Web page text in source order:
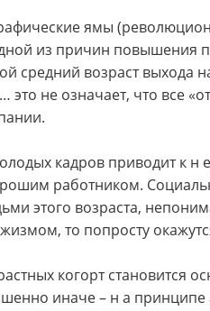
ямы
из причин повышения
средний возраст выхода
не означает, что все
кадров приводит к н
работником.
этого возраста,
то попросту
когорт становится
иначе – н а